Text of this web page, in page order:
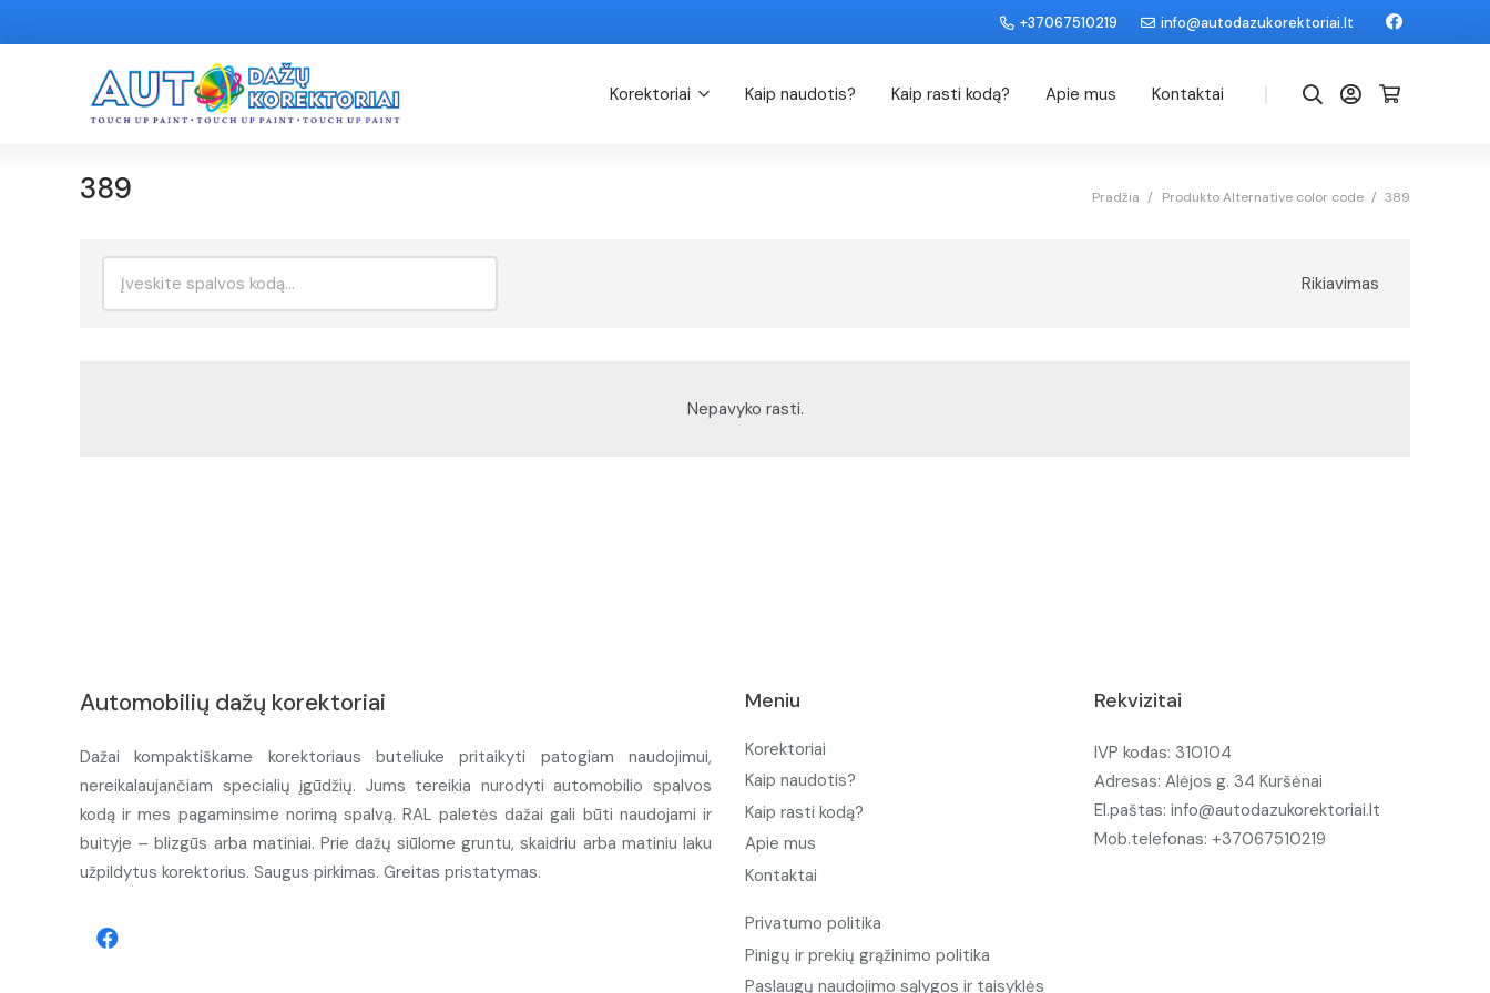
+37067510219 info@autodazukorektoriai.lt
Korektoriai Kaip naudotis? Kaip rasti kodą? Apie mus Kontaktai |
389 Pradžia / Produkto Alternative color code / 389
Rikiavimas
Nepavyko rasti.
Automobilių dažų korektoriai
Dažai kompaktiškame korektoriaus buteliuke pritaikyti patogiam naudojimui,
nereikalaujančiam specialių įgūdžių. Jums tereikia nurodyti automobilio spalvos
kodą ir mes pagaminsime norimą spalvą. RAL paletės dažai gali būti naudojami ir
buityje – blizgūs arba matiniai. Prie dažų siūlome gruntu, skaidriu arba matiniu laku
užpildytus korektorius. Saugus pirkimas. Greitas pristatymas.
Meniu
Korektoriai
Kaip naudotis?
Kaip rasti kodą?
Apie mus
Kontaktai
Privatumo politika
Pinigų ir prekių grąžinimo politika
Paslaugų naudojimo sąlygos ir taisyklės
Rekvizitai
IVP kodas: 310104
Adresas: Alėjos g. 34 Kuršėnai
El.paštas: info@autodazukorektoriai.lt
Mob.telefonas: +37067510219